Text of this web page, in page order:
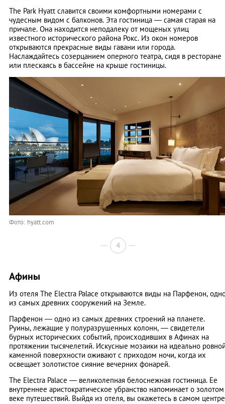
The Park Hyatt славится своими комфортными номерами с
чудесным видом с балконов. Эта гостиница — самая старая на
причале. Она находится неподалеку от мощеных улиц
известного исторического района Рокс. Из окон номеров
открываются прекрасные виды гавани или города.
Наслаждайтесь созерцанием оперного театра, сидя в ресторане
или плескаясь в бассейне на крыше гостиницы.
Фото: hyatt.com
4
Афины
Из отеля The Electra Palace открываются виды на Парфенон,
из самых древних сооружений на Земле.
Парфенон — одно из самых древних строений на планете.
Руины, лежащие у полуразрушенных колонн, — свидетели
бурных исторических событий, происходивших в Афинах на
протяжении тысячелетий. Искусные мозаики на идеально
каменной поверхности оживают с приходом ночи, когда их
освещает золотистое сияние вечерних фонарей.
The Electra Palace — великолепная белоснежная гостиница. Ее
внутреннее аристократическое убранство напоминает о золотом
веке путешествий. Выйдя из отеля, вы окажетесь в самом центре